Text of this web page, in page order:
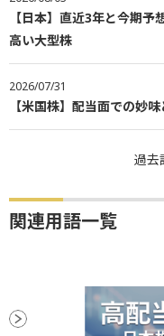
【日本】直近3年と今期
高い大型株
2026/07/31
【米国株】配当面での妙
過去
関連用語一覧